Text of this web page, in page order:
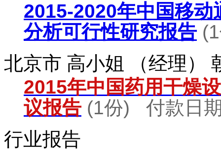
2015-2020年中国移
分析可行性研究报告(1
北京市 高小姐 （经理）
2015年中国药用干燥
议报告 (1份) 付款日
行业报告